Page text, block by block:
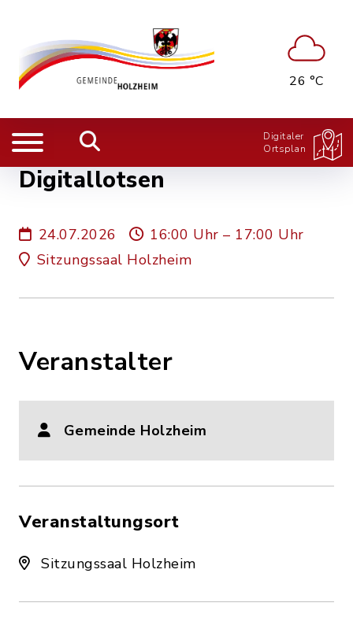
26 °C
Digitaler
Ortsplan
Digitallotsen
24.07.2026
16:00 Uhr – 17:00 Uhr
Sitzungssaal Holzheim
Veranstalter
Gemeinde Holzheim
Veranstaltungsort
Sitzungssaal Holzheim